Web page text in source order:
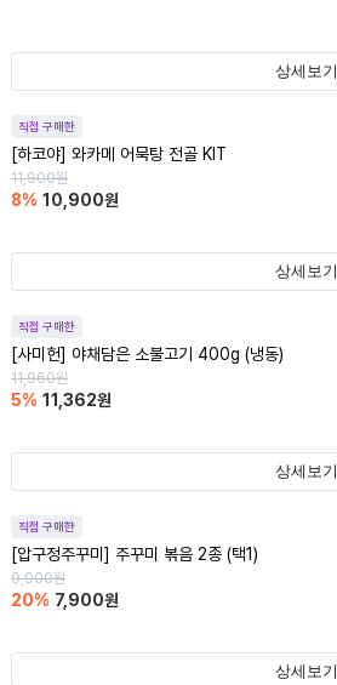
상세보기
직접 구매한
[하코야] 와카메 어묵탕 전골 KIT
11,900원
8% 10,900원
상세보기
직접 구매한
[사미헌] 야채담은 소불고기 400g (냉동)
11,960원
5% 11,362원
상세보기
직접 구매한
[압구정주꾸미] 주꾸미 볶음 2종 (택1)
9,900원
20% 7,900원
상세보기